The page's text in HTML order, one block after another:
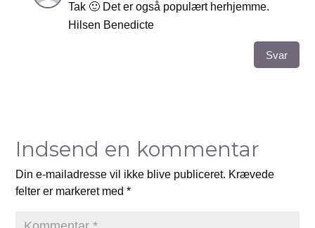
Tak 🙂 Det er også populært herhjemme.
Hilsen Benedicte
Svar
Indsend en kommentar
Din e-mailadresse vil ikke blive publiceret. Krævede
felter er markeret med*